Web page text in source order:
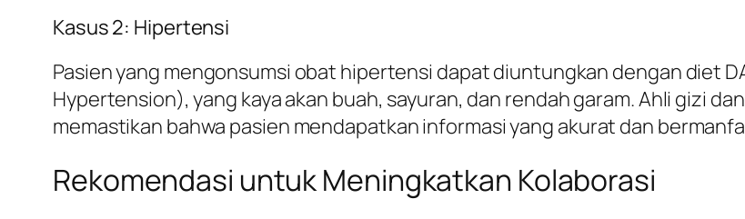
Kasus 2: Hipertensi
Pasien yang mengonsumsi obat hipertensi dapat diuntungkan dengan diet
Hypertension), yang kaya akan buah, sayuran, dan rendah garam. Ahli gizi
memastikan bahwa pasien mendapatkan informasi yang akurat dan
Rekomendasi untuk Meningkatkan Kolaborasi